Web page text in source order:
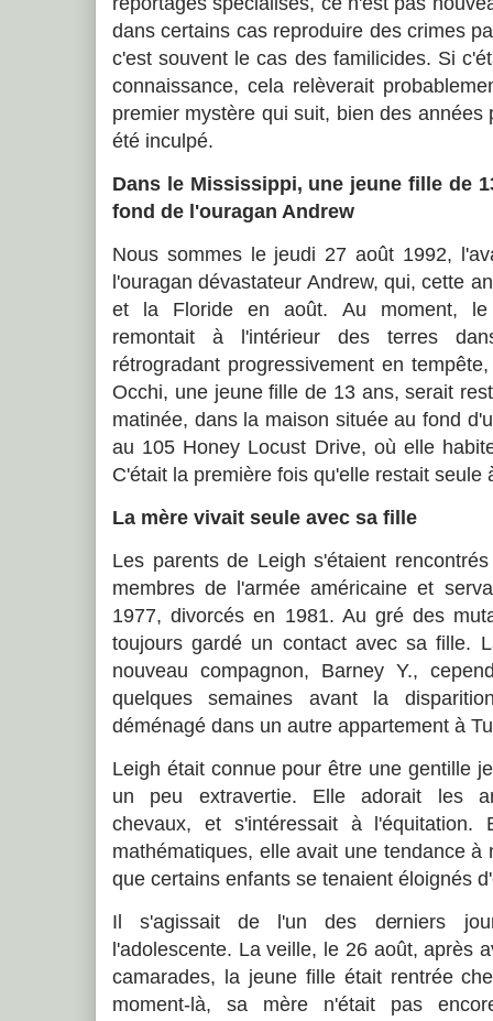
dans certains cas reproduire des crimes
c'est souvent le cas des familicides. Si
connaissance, cela relèverait
premier mystère qui suit, bien des
été inculpé.
Dans le Mississippi, une jeune fille de
fond de l'ouragan Andrew
Nous sommes le jeudi 27 août 1992,
l'ouragan dévastateur Andrew, qui, cette
et la Floride en août. Au moment, le
remontait à l'intérieur des terres
rétrogradant progressivement en
Occhi, une jeune fille de 13 ans, serait
matinée, dans la maison située au fond
au 105 Honey Locust Drive, où elle
C'était la première fois qu'elle restait seule
La mère vivait seule avec sa fille
Les parents de Leigh s'étaient
membres de l'armée américaine et
1977, divorcés en 1981. Au gré des
toujours gardé un contact avec sa fille.
nouveau compagnon, Barney Y.,
quelques semaines avant la
déménagé dans un autre appartement à
Leigh était connue pour être une gentille
un peu extravertie. Elle adorait les
chevaux, et s'intéressait à l'équitation.
mathématiques, elle avait une tendance
que certains enfants se tenaient éloignés
Il s'agissait de l'un des derniers
l'adolescente. La veille, le 26 août, après
camarades, la jeune fille était rentrée
moment-là, sa mère n'était pas